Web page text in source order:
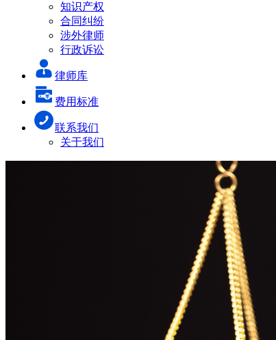
知识产权
合同纠纷
涉外律师
行政诉讼
律师库
费用标准
联系我们
关于我们